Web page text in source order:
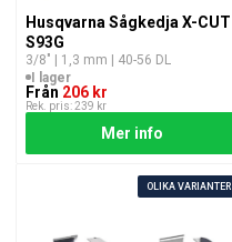
Husqvarna Sågkedja X-CUT
S93G
3/8″ | 1,3 mm | 40-56 DL
I lager
Från 206 kr
Rek. pris: 239 kr
Mer info
OLIKA VARIANTER